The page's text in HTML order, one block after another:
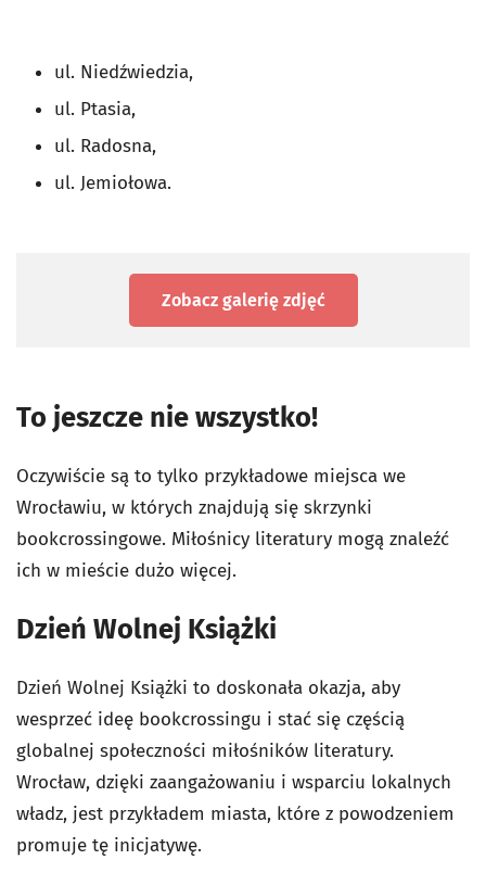
ul. Niedźwiedzia,
ul. Ptasia,
ul. Radosna,
ul. Jemiołowa.
Zobacz galerię zdjęć
To jeszcze nie wszystko!
Oczywiście są to tylko przykładowe miejsca we
Wrocławiu, w których znajdują się skrzynki
bookcrossingowe. Miłośnicy literatury mogą znaleźć
ich w mieście dużo więcej.
Dzień Wolnej Książki
Dzień Wolnej Książki to doskonała okazja, aby
wesprzeć ideę bookcrossingu i stać się częścią
globalnej społeczności miłośników literatury.
Wrocław, dzięki zaangażowaniu i wsparciu lokalnych
władz, jest przykładem miasta, które z powodzeniem
promuje tę inicjatywę.